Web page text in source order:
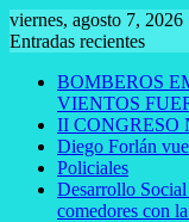
Saltar
al
viernes, agosto 7, 2026
Entradas recientes
BOMBEROS
VIENTOS
II CONGRESO
Diego Forlán
Policiales
Desarrollo
comedores con